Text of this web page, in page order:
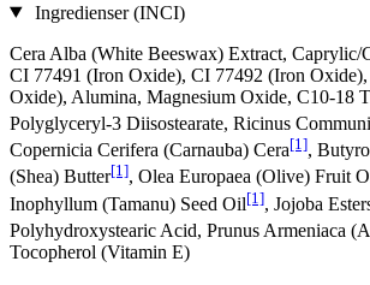
Ingredienser (INCI)
Cera Alba (White Beeswax) Extract, Caprylic/
CI 77491 (Iron Oxide), CI 77492 (Iron
Oxide), Alumina, Magnesium Oxide, C10-18
Polyglyceryl-3 Diisostearate, Ricinus
Copernicia Cerifera (Carnauba) Cera[1],
(Shea) Butter[1], Olea Europaea (Olive) Fruit
Inophyllum (Tamanu) Seed Oil[1], Jojoba
Polyhydroxystearic Acid, Prunus Armeniaca
Tocopherol (Vitamin E)